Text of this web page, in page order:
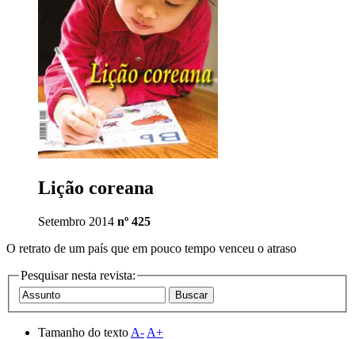
Lição coreana
Setembro 2014 nº 425
O retrato de um país que em pouco tempo venceu o atraso
Pesquisar nesta revista:
Tamanho do texto A- A+